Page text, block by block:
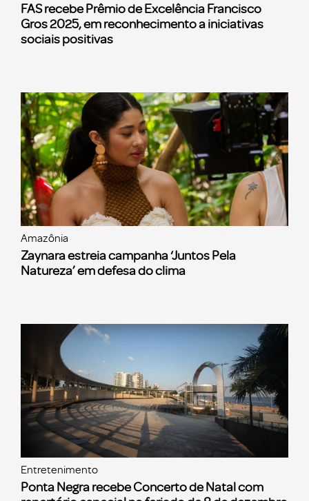
FAS recebe Prêmio de Excelência Francisco
Gros 2025, em reconhecimento a iniciativas
sociais positivas
Amazônia
Zaynara estreia campanha ‘Juntos Pela
Natureza’ em defesa do clima
Entretenimento
Ponta Negra recebe Concerto de Natal com